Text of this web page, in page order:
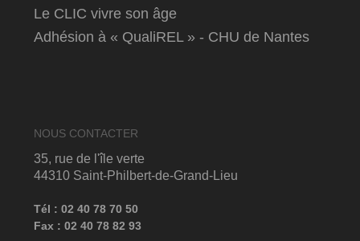
Le CLIC vivre son âge
Adhésion à « QualiREL » - CHU de Nantes
NOUS CONTACTER
35, rue de l'île verte
44310 Saint-Philbert-de-Grand-Lieu
Tél : 02 40 78 70 50
Fax : 02 40 78 82 93